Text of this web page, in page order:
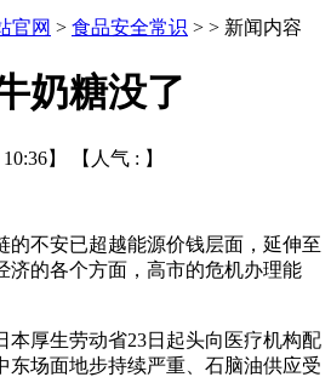
官网 > 食品安全常识 > > 新闻内容
奶糖没了
10:36】 【人气 : 】
不安已超越能源价钱层面，延伸至
济的各个方面，高市的危机办理能
厚生劳动省23日起头向医疗机构配
东场面地步持续严重、石脑油供应受